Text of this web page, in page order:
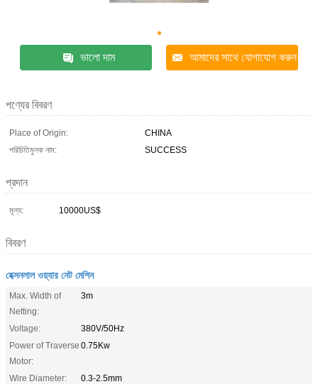
ভালো দাম আমাদের সাথে যোগাযোগ করুন
পণ্যের বিবরণ
Place of Origin:
CHINA
পরিচিতিমুলক নাম:
SUCCESS
প্রদান
মূল্য: 10000US$
বিবরণ
হেক্সনলাল ওয়্যার নেট মেশিন
Max. Width of
Netting:
3m
Voltage:
380V/50Hz
Power of Traverse
Motor:
0.75Kw
Wire Diameter:
0.3-2.5mm